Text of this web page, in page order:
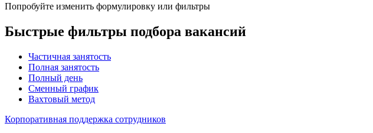
Попробуйте изменить формулировку или фильтры
Быстрые фильтры подбора вакансий
Частичная занятость
Полная занятость
Полный день
Сменный график
Вахтовый метод
Корпоративная поддержка сотрудников